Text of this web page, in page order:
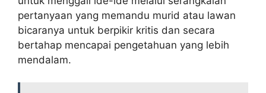
e
o
pertanyaan yang memandu murid atau lawan
bicaranya untuk berpikir kritis dan secara
bertahap mencapai pengetahuan yang lebih
mendalam.